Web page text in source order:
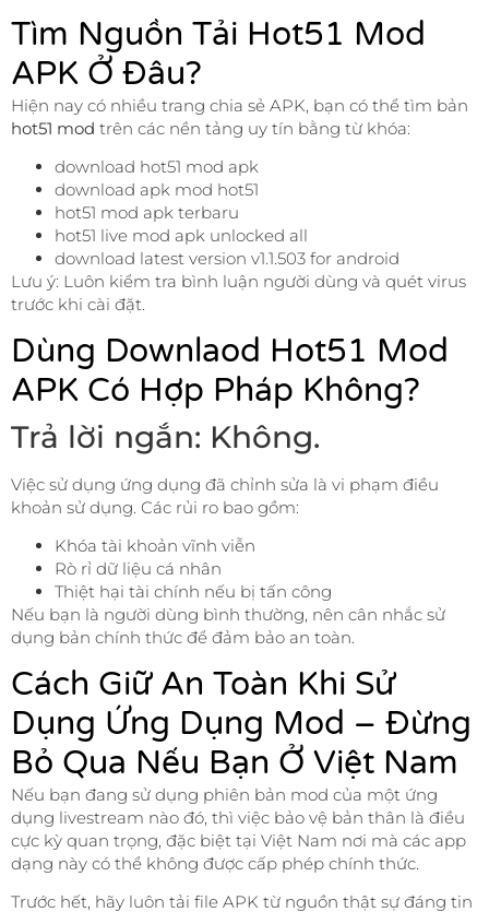
Tìm Nguồn Tải Hot51 Mod
APK Ở Đâu?
Hiện nay có nhiều trang chia sẻ APK, bạn có thể tìm bản
hot51 mod trên các nền tảng uy tín bằng từ khóa:
download hot51 mod apk
download apk mod hot51
hot51 mod apk terbaru
hot51 live mod apk unlocked all
download latest version v1.1.503 for android
Lưu ý: Luôn kiểm tra bình luận người dùng và quét virus
trước khi cài đặt.
Dùng Downlaod Hot51 Mod
APK Có Hợp Pháp Không?
Trả lời ngắn: Không.
Việc sử dụng ứng dụng đã chỉnh sửa là vi phạm điều
khoản sử dụng. Các rủi ro bao gồm:
Khóa tài khoản vĩnh viễn
Rò rỉ dữ liệu cá nhân
Thiệt hại tài chính nếu bị tấn công
Nếu bạn là người dùng bình thường, nên cân nhắc sử
dụng bản chính thức để đảm bảo an toàn.
Cách Giữ An Toàn Khi Sử
Dụng Ứng Dụng Mod – Đừng
Bỏ Qua Nếu Bạn Ở Việt Nam
Nếu bạn đang sử dụng phiên bản mod của một ứng
dụng livestream nào đó, thì việc bảo vệ bản thân là điều
cực kỳ quan trọng, đặc biệt tại Việt Nam nơi mà các app
dạng này có thể không được cấp phép chính thức.
Trước hết, hãy luôn tải file APK từ nguồn thật sự đáng tin